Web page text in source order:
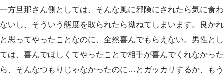
一方旦那さん側としては、そんな風に邪険にされたら気に食わ
ないし、そういう態度を取られたら拗ねてしまいます。良かれ
と思ってやったことなのに、全然喜んでもらえない。男性とし
ては、喜んでほしくてやったことで相手が喜んでくれなかった
ら、そんなつもりじゃなかったのに…とガッカリするか、もう